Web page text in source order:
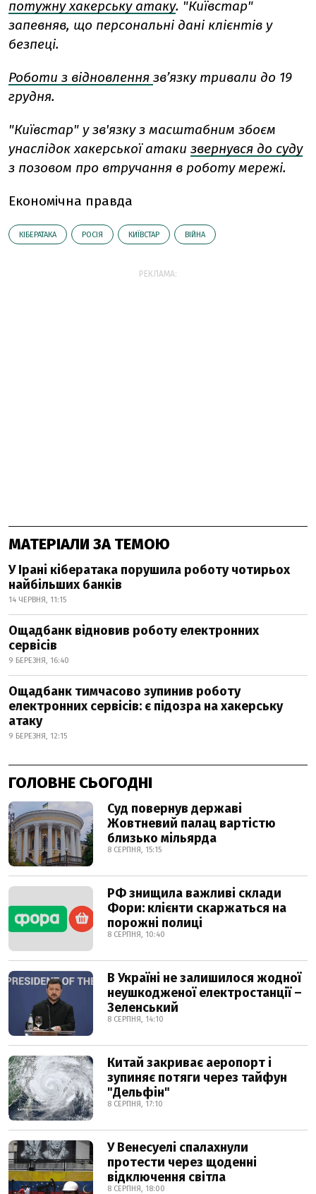
потужну хакерську атаку. "Київстар"
запевняв, що персональні дані клієнтів у
безпеці.
Роботи з відновлення зв’язку тривали до 19
грудня.
"Київстар" у зв'язку з масштабним збоєм
унаслідок хакерської атаки звернувся до суду
з позовом про втручання в роботу мережі.
Економічна правда
КІБЕРАТАКА РОСІЯ КИЇВСТАР ВІЙНА
РЕКЛАМА:
МАТЕРІАЛИ ЗА ТЕМОЮ
У Ірані кібератака порушила роботу чотирьох
найбільших банків
14 ЧЕРВНЯ, 11:15
Ощадбанк відновив роботу електронних
сервісів
9 БЕРЕЗНЯ, 16:40
Ощадбанк тимчасово зупинив роботу
електронних сервісів: є підозра на хакерську
атаку
9 БЕРЕЗНЯ, 12:15
ГОЛОВНЕ СЬОГОДНІ
Суд повернув державі
Жовтневий палац вартістю
близько мільярда
8 СЕРПНЯ, 15:15
РФ знищила важливі склади
Фори: клієнти скаржаться на
порожні полиці
8 СЕРПНЯ, 10:40
В Україні не залишилося жодної
неушкодженої електростанції –
Зеленський
8 СЕРПНЯ, 14:10
Китай закриває аеропорт і
зупиняє потяги через тайфун
"Дельфін"
8 СЕРПНЯ, 17:10
У Венесуелі спалахнули
протести через щоденні
відключення світла
8 СЕРПНЯ, 18:00